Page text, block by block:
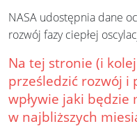
NASA udostępnia dane
rozwój fazy ciepłej
Na tej stronie (i
prześledzić rozwój i
wpływie jaki będzie
w najbliższych